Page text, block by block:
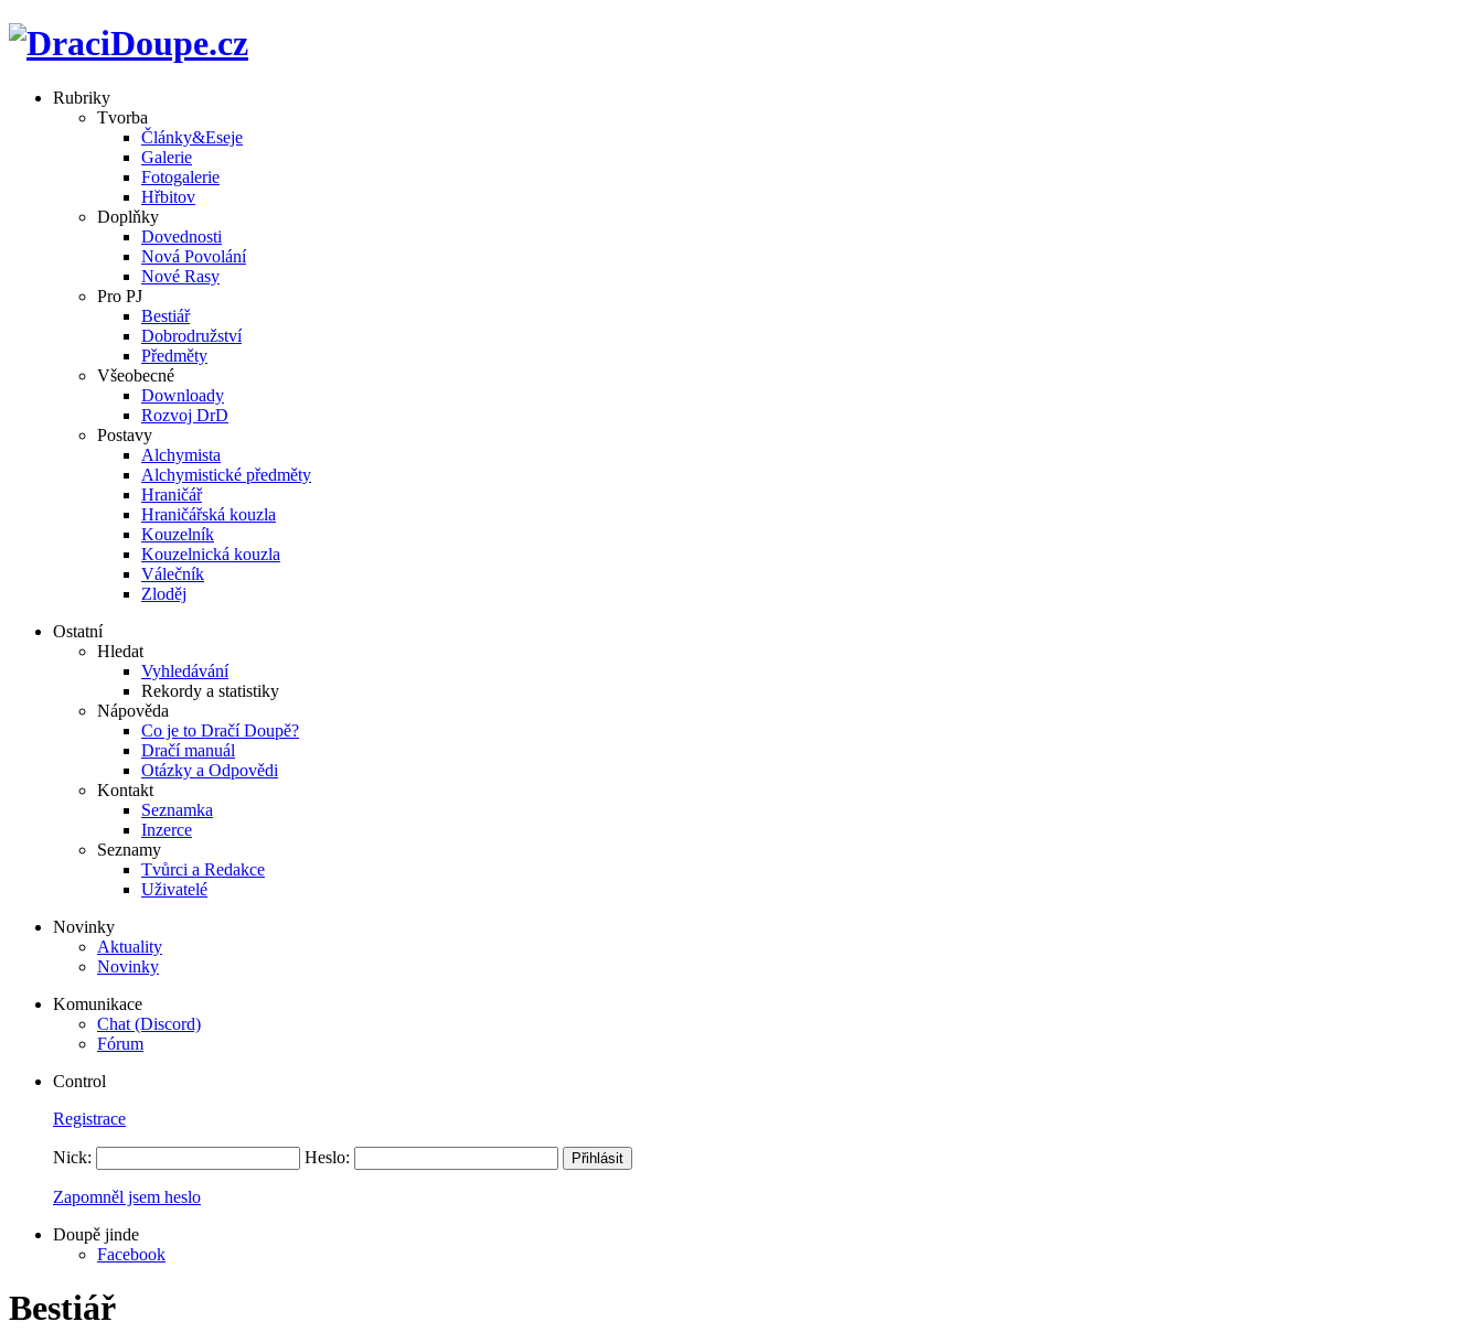
Rubriky
Tvorba
Články&Eseje
Galerie
Fotogalerie
Hřbitov
Doplňky
Dovednosti
Nová Povolání
Nové Rasy
Pro PJ
Bestiář
Dobrodružství
Předměty
Všeobecné
Downloady
Rozvoj DrD
Postavy
Alchymista
Alchymistické předměty
Hraničář
Hraničářská kouzla
Kouzelník
Kouzelnická kouzla
Válečník
Zloděj
Ostatní
Hledat
Vyhledávání
Rekordy a statistiky
Nápověda
Co je to Dračí Doupě?
Dračí manuál
Otázky a Odpovědi
Kontakt
Seznamka
Inzerce
Seznamy
Tvůrci a Redakce
Uživatelé
Novinky
Aktuality
Novinky
Komunikace
Chat (Discord)
Fórum
Control
Registrace
Nick: Heslo:
Zapomněl jsem heslo
Doupě jinde
Facebook
Bestiář